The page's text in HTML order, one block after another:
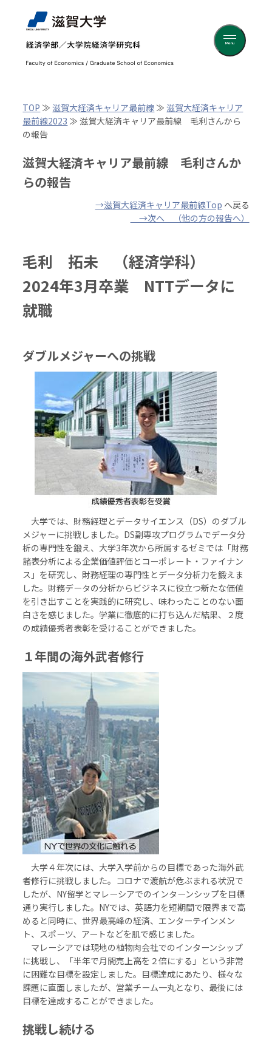
Menu
TOP ≫滋賀大経済キャリア最前線 ≫滋賀大経済キャリア
最前線2023 ≫滋賀大経済キャリア最前線 毛利さんから
の報告
滋賀大経済キャリア最前線 毛利さんか
らの報告
→滋賀大経済キャリア最前線Top へ戻る
→次へ （他の方の報告へ）
毛利 拓未 （経済学科）
2024年3月卒業 NTTデータに
就職
ダブルメジャーへの挑戦
大学では、財務経理とデータサイエンス（DS）のダブル
メジャーに挑戦しました。DS副専攻プログラムでデータ分
析の専門性を鍛え、大学3年次から所属するゼミでは「財務
諸表分析による企業価値評価とコーポレート・ファイナン
ス」を研究し、財務経理の専門性とデータ分析力を鍛えま
した。財務データの分析からビジネスに役立つ新たな価値
を引き出すことを実践的に研究し、味わったことのない面
白さを感じました。学業に徹底的に打ち込んだ結果、２度
の成績優秀者表彰を受けることができました。
１年間の海外武者修行
大学４年次には、大学入学前からの目標であった海外武
者修行に挑戦しました。コロナで渡航が危ぶまれる状況で
したが、NY留学とマレーシアでのインターンシップを目標
通り実行しました。NYでは、英語力を短期間で限界まで高
めると同時に、世界最高峰の経済、エンターテインメン
ト、スポーツ、アートなどを肌で感じました。
マレーシアでは現地の植物肉会社でのインターンシップ
に挑戦し、「半年で月間売上高を２倍にする」という非常
に困難な目標を設定しました。目標達成にあたり、様々な
課題に直面しましたが、営業チーム一丸となり、最後には
目標を達成することができました。
挑戦し続ける